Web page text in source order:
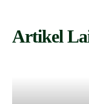
Artikel